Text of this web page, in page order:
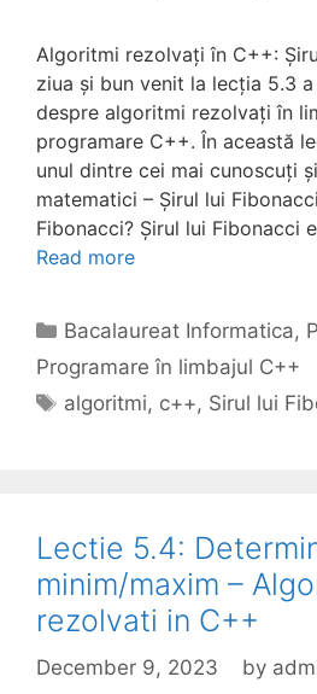
Algoritmi rezolvați în C++:
ziua și bun venit la lecția 5.3
despre algoritmi rezolvați în
programare C++. În această
unul dintre cei mai cunoscuți
matematici – Șirul lui
Fibonacci? Șirul lui Fibonacci
Read more
Categories
Bacalaureat Informatica,
Programare în limbajul C++
Tags
algoritmi, c++, Sirul lui
Lectie 5.4:
minim/maxim –
rezolvati in C++
December 9, 2023 by